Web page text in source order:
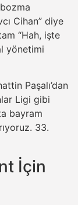
Cihan” diye
“Hah, işte
yönetimi
Paşalı’dan
Ligi gibi
bayram
33.
İçin